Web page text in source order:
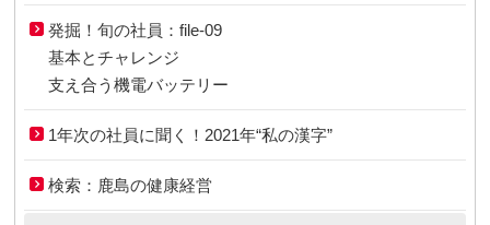
発掘！旬の社員：file-09
基本とチャレンジ
支え合う機電バッテリー
1年次の社員に聞く！2021年“私の漢字”
検索：鹿島の健康経営